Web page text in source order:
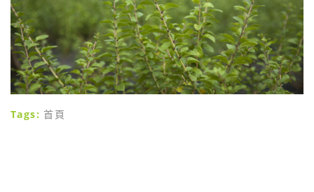
Tags: 首頁